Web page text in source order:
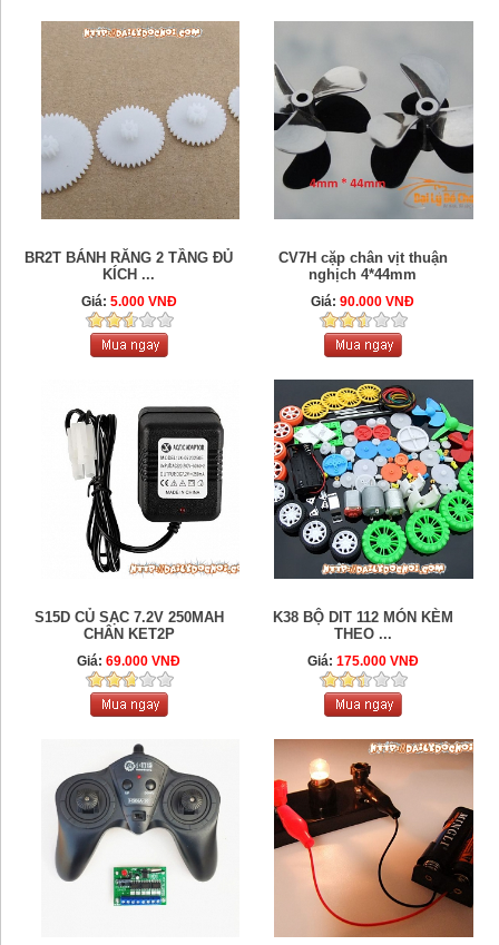
BR2T BÁNH RĂNG 2 TẦNG ĐỦ
KÍCH ...
Giá: 5.000 VNĐ
CV7H cặp chân vịt thuận
nghịch 4*44mm
Giá:90.000 VNĐ
S15D CỦ SẠC 7.2V 250MAH
CHÂN KET2P
Giá:69.000 VNĐ
K38 BỘ DIT 112 MÓN KÈM
THEO ...
Giá: 175.000 VNĐ